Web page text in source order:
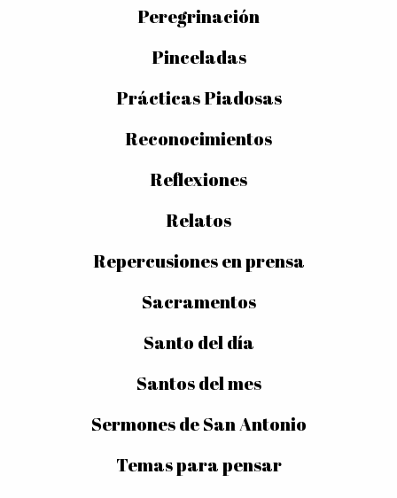
Peregrinación
Pinceladas
Prácticas Piadosas
Reconocimientos
Reflexiones
Relatos
Repercusiones en prensa
Sacramentos
Santo del día
Santos del mes
Sermones de San Antonio
Temas para pensar